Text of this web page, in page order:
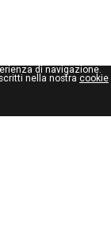
di navigazione.
nella nostra cookie